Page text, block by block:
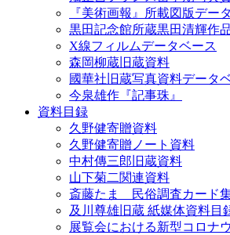
『美術画報』所載図版デー
黒田記念館所蔵黒田清輝作
X線フィルムデータベース
森岡柳蔵旧蔵資料
國華社旧蔵写真資料データ
今泉雄作『記事珠』
資料目録
久野健寄贈資料
久野健寄贈ノート資料
中村傳三郎旧蔵資料
山下菊二関連資料
斎藤たま 民俗調査カード
及川尊雄旧蔵 紙媒体資料目
展覧会における新型コロナ